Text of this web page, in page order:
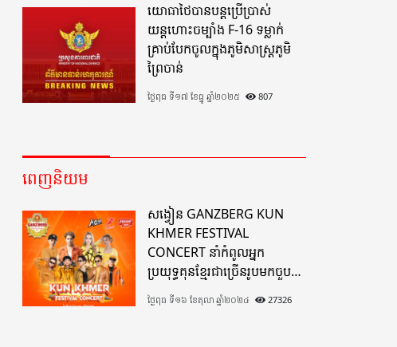
យោធាថៃបានបន្តប្រើប្រាស់
យន្តហោះចម្បាំង F-16 ទម្លាក់
គ្រាប់បែកចូលក្នុងភូមិសាស្ត្រភូមិ
ព្រៃចាន់
ថ្ងៃពុធ ទី១៧ ខែធ្នូ ឆ្នាំ២០២៥ 807
ពេញនិយម
សង្វៀន GANZBERG KUN
KHMER FESTIVAL
CONCERT នាំកំពូលអ្នក
ប្រយុទ្ធគុនខ្មែរជាច្រើនរូបមកចួប
គ្នាលើសង្វៀនគុនខ្មែរតែមួយដ៏
អស្ចារ្យលើទឹកដីខេត្តបាត់ដំបង
ថ្ងៃពុធ ទី១៦ ខែតុលា ឆ្នាំ២០២៤ 27326